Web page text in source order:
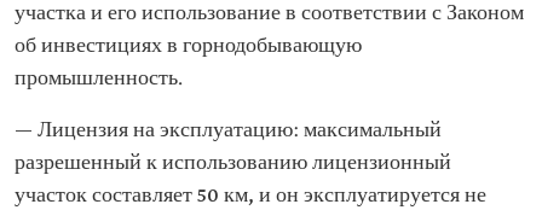
участка и его использование в соответствии с Законом
об инвестициях в горнодобывающую
промышленность.
— Лицензия на эксплуатацию: максимальный
разрешенный к использованию лицензионный
участок составляет 50 км, и он эксплуатируется не